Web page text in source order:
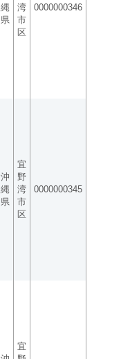
縄
県
湾
市
区
0000000346
沖
縄
県
宜
野
湾
市
区
0000000345
宜